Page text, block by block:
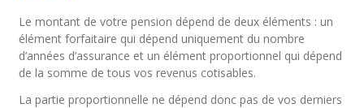
Le montant de votre pension dépend de deux éléments : un
élément forfaitaire qui dépend uniquement du nombre
d’années d’assurance et un élément proportionnel qui dépend
de la somme de tous vos revenus cotisables.
La partie proportionnelle ne dépend donc pas de vos derniers